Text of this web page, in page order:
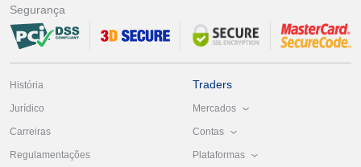
Segurança
História
Jurídico
Carreiras
Regulamentações
Traders
Mercados
Contas
Plataformas